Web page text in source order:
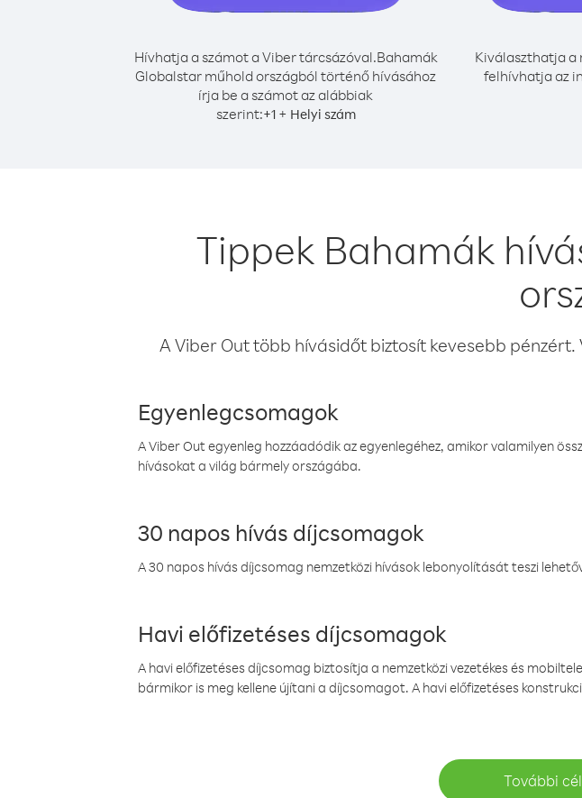
Hívhatja a számot a Viber tárcsázóval.Bahamák
Globalstar műhold országból történő hívásához
írja be a számot az alábbiak
szerint:+1+ Helyi szám
Kiválaszthatja a
felhívhatja az
Tippek Bahamák
A Viber Out több hívásidőt biztosít kevesebb
Egyenlegcsomagok
A Viber Out egyenleg hozzáadódik az egyenlegéhez, amikor valamilyen
hívásokat a világ bármely országába.
30 napos hívás díjcsomagok
A 30 napos hívás díjcsomag nemzetközi hívások lebonyolítását teszi
Havi előfizetéses díjcsomagok
A havi előfizetéses díjcsomag biztosítja a nemzetközi vezetékes és
bármikor is meg kellene újítani a díjcsomagot. A havi előfizetéses
További